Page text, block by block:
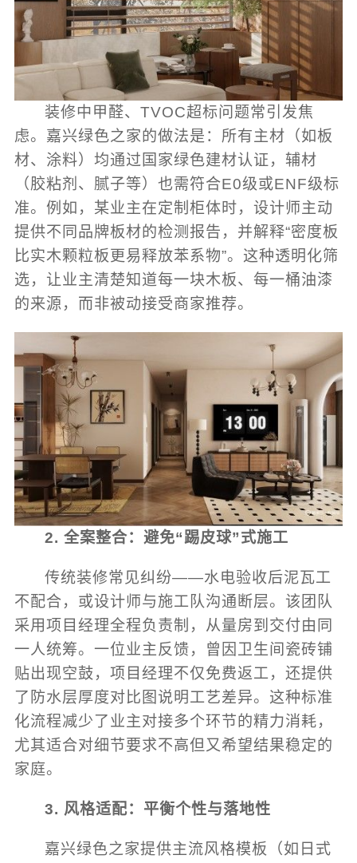
装修中甲醛、TVOC超标问题常引发焦
虑。嘉兴绿色之家的做法是：所有主材（如板
材、涂料）均通过国家绿色建材认证，辅材
（胶粘剂、腻子等）也需符合E0级或ENF级标
准。例如，某业主在定制柜体时，设计师主动
提供不同品牌板材的检测报告，并解释“密度板
比实木颗粒板更易释放苯系物”。这种透明化筛
选，让业主清楚知道每一块木板、每一桶油漆
的来源，而非被动接受商家推荐。
2. 全案整合：避免“踢皮球”式施工
传统装修常见纠纷——水电验收后泥瓦工
不配合，或设计师与施工队沟通断层。该团队
采用项目经理全程负责制，从量房到交付由同
一人统筹。一位业主反馈，曾因卫生间瓷砖铺
贴出现空鼓，项目经理不仅免费返工，还提供
了防水层厚度对比图说明工艺差异。这种标准
化流程减少了业主对接多个环节的精力消耗，
尤其适合对细节要求不高但又希望结果稳定的
家庭。
3. 风格适配：平衡个性与落地性
嘉兴绿色之家提供主流风格模板（如日式